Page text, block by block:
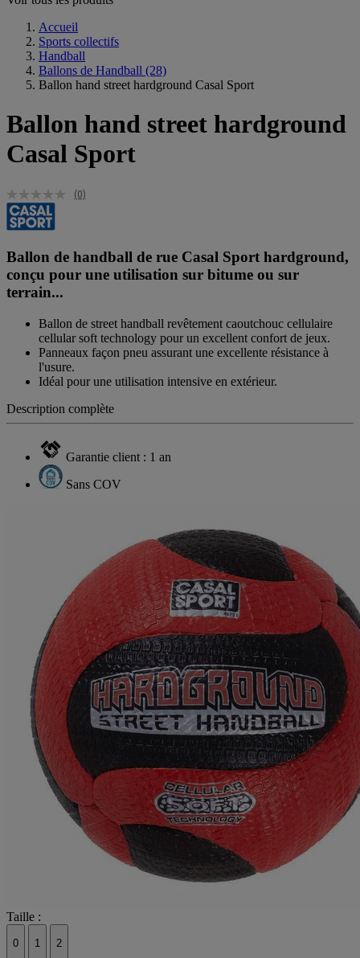
Accueil
Sports collectifs
Handball
Ballons de Handball (28)
Ballon hand street hardground Casal Sport
Ballon hand street hardground
Casal Sport
(0)
Ballon de handball de rue Casal Sport hardground,
conçu pour une utilisation sur bitume ou sur
terrain...
Ballon de street handball revêtement caoutchouc cellulaire
cellular soft technology pour un excellent confort de jeux.
Panneaux façon pneu assurant une excellente résistance à
l'usure.
Idéal pour une utilisation intensive en extérieur.
Description complète
Garantie client : 1 an
Sans COV
Taille :
0 1 2